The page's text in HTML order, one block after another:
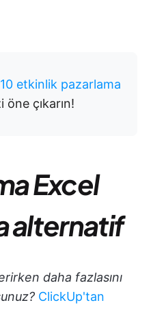
10 etkinlik pazarlama
çıkarın!
Excel
alternatif
daha fazlasını
ClickUp'tan